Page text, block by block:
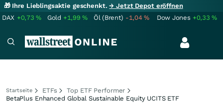
🎁 Ihre Lieblingsaktie geschenkt.→ Jetzt Depot eröffnen
DAX +0,73% Gold +1,99% Öl (Brent) -1,04% Dow Jones +0,33%
Startseite ETFs
Top ETF Performer
BetaPlus Enhanced Global Sustainable Equity UCITS ETF